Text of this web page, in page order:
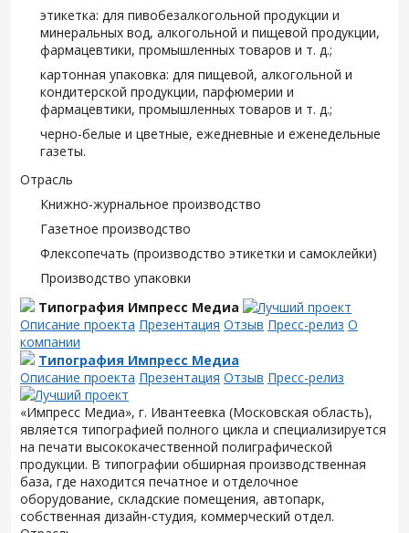
этикетка: для пивобезалкогольной продукции и
минеральных вод, алкогольной и пищевой продукции,
фармацевтики, промышленных товаров и т. д.;
картонная упаковка: для пищевой, алкогольной и
кондитерской продукции, парфюмерии и
фармацевтики, промышленных товаров и т. д.;
черно-белые и цветные, ежедневные и еженедельные
газеты.
Отрасль
Книжно-журнальное производство
Газетное производство
Флексопечать (производство этикетки и самоклейки)
Производство упаковки
Типография Импресс Медиа
Описание проекта Презентация Отзыв Пресс-релиз О
компании
Типография Импресс Медиа
Описание проекта Презентация Отзыв Пресс-релиз
«Импресс Медиа», г. Ивантеевка (Московская область),
является типографией полного цикла и специализируется
на печати высококачественной полиграфической
продукции. В типографии обширная производственная
база, где находится печатное и отделочное
оборудование, складские помещения, автопарк,
собственная дизайн-студия, коммерческий отдел.